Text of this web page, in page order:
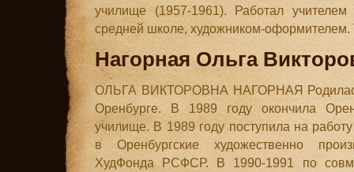
училище (1957-1961). Работал
средней школе, художником-
Нагорная Ольга
ОЛЬГА ВИКТОРОВНА НАГОРНАЯ Родилась
Оренбурге. В 1989 году окончила
училище. В 1989 году поступила на
в Оренбургские художественно
ХудФонда РСФСР. В 1990-1991 по